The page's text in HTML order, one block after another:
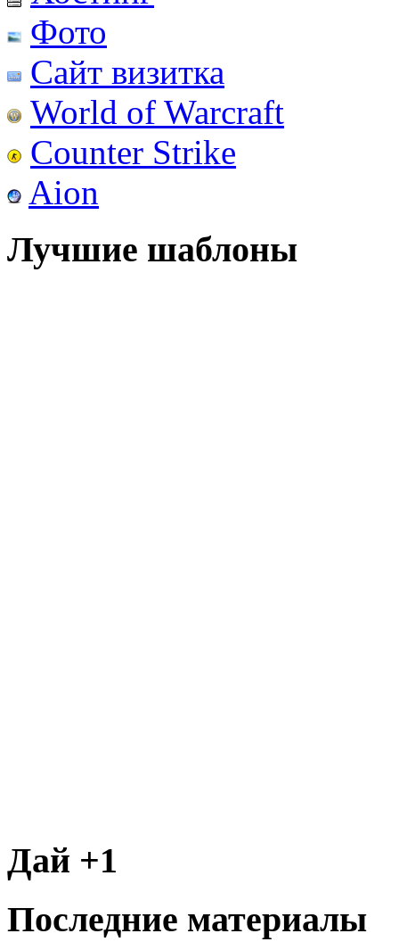
Фото
Сайт визитка
World of Warcraft
Counter Strike
Aion
Лучшие шаблоны
Дай +1
Последние материалы